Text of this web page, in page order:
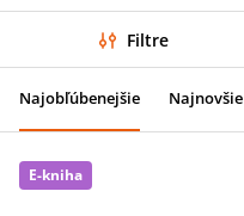
Filtre
Najobľúbenejšie Najnovšie
E-kniha